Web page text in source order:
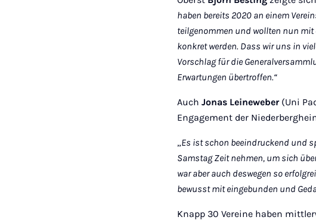
haben bereits 2020 an einem
teilgenommen und wollten nun mit
konkret werden. Dass wir uns in
Vorschlag für die
Erwartungen übertroffen.“
AuchJonas Leineweber(Uni
Engagement der
„Es ist schon beeindruckend und
Samstag Zeit nehmen, um sich
war aber auch deswegen so
bewusst mit eingebunden und
Knapp 30 Vereine haben